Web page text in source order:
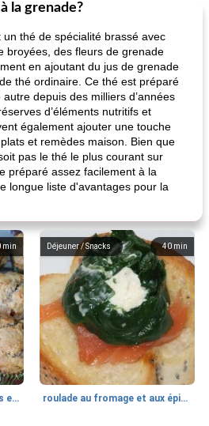
la grenade?
thé de spécialité brassé avec
broyées, des fleurs de grenade
en ajoutant du jus de grenade
thé ordinaire. Ce thé est préparé
depuis des milliers d’années
d’éléments nutritifs et
également ajouter une touche
et remèdes maison. Bien que
pas le thé le plus courant sur
préparé assez facilement à la
longue liste d'avantages pour la
min
Muffins géants aux carottes et à la banane de Nif
40 min
Déjeuner / Snacks
roulade au fromage et aux épinards